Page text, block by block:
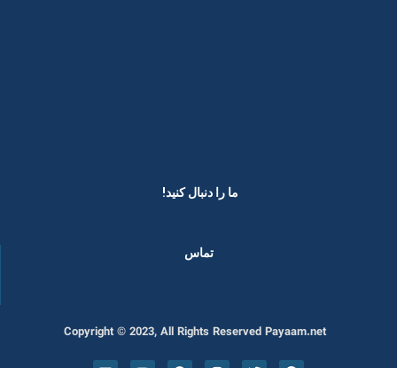
ما را دنبال کنید! ​
تماس
Copyright © 2023, All Rights Reserved Payaam.net